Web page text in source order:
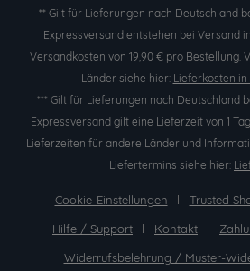
** Gilt für Lieferungen nach Deutschland
Expressversand entstehen bei Versand
Versandkosten von 19,90 € pro Bestellung.
Länder siehe hier: Lieferkosten
*** Gilt für Lieferungen nach Deutschland
Expressversand gilt eine Lieferzeit von 1
Lieferzeiten für andere Länder und
Liefertermins siehe hier:
Cookie-Einstellungen Trusted
Hilfe / Support
Kontakt
Widerrufsbelehrung / Muster-